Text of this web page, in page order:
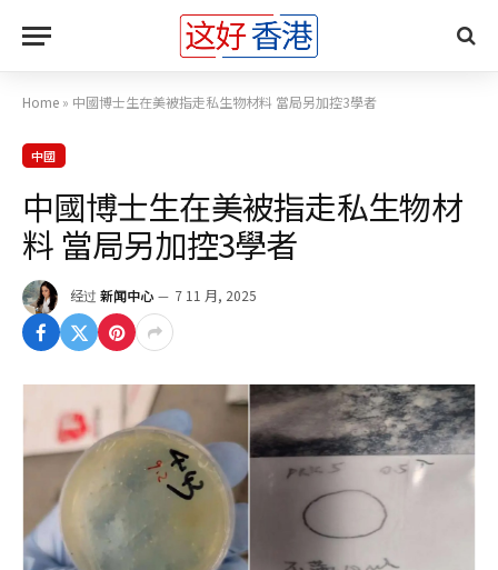
Home » 中國博士生在美被指走私生物材料 當局另加控3學者
中國
中國博士生在美被指走私生物材
料 當局另加控3學者
经过 新闻中心 7 11 月, 2025